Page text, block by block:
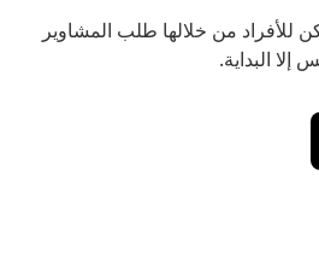
للأفراد من خلالها طلب المشاوير
إلا البداية.